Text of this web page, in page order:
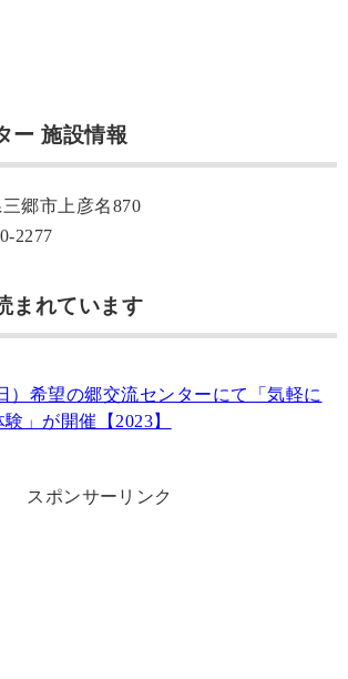
ー 施設情報
郷市上彦名870
2277
まれています
）希望の郷交流センターにて「気軽に
」が開催【2023】
スポンサーリンク